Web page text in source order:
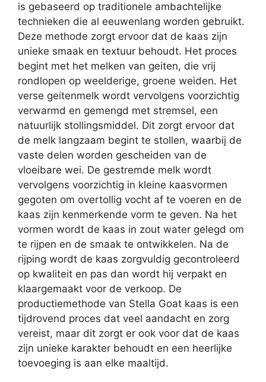
is gebaseerd op traditionele ambachtelijke
technieken die al eeuwenlang worden gebruikt.
Deze methode zorgt ervoor dat de kaas zijn
unieke smaak en textuur behoudt. Het proces
begint met het melken van geiten, die vrij
rondlopen op weelderige, groene weiden. Het
verse geitenmelk wordt vervolgens voorzichtig
verwarmd en gemengd met stremsel, een
natuurlijk stollingsmiddel. Dit zorgt ervoor dat
de melk langzaam begint te stollen, waarbij de
vaste delen worden gescheiden van de
vloeibare wei. De gestremde melk wordt
vervolgens voorzichtig in kleine kaasvormen
gegoten om overtollig vocht af te voeren en de
kaas zijn kenmerkende vorm te geven. Na het
vormen wordt de kaas in zout water gelegd om
te rijpen en de smaak te ontwikkelen. Na de
rijping wordt de kaas zorgvuldig gecontroleerd
op kwaliteit en pas dan wordt hij verpakt en
klaargemaakt voor de verkoop. De
productiemethode van Stella Goat kaas is een
tijdrovend proces dat veel aandacht en zorg
vereist, maar dit zorgt er ook voor dat de kaas
zijn unieke karakter behoudt en een heerlijke
toevoeging is aan elke maaltijd.